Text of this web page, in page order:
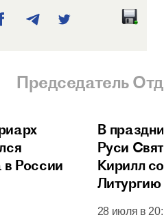
Председатель
России
В
Руси
Кирилл
Кремля
28 июля в